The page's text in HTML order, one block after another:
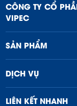
CÔNG TY CỔ
VIPEC
SẢN PHẨM
DỊCH VỤ
LIÊN KẾT NHANH